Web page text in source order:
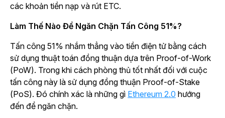
các khoản tiền nạp và rút ETC.
Làm Thế Nào Để Ngăn Chặn Tấn Công 51%?
Tấn công 51% nhắm thẳng vào tiền điện tử bằng cách
sử dụng thuật toán đồng thuận dựa trên Proof-of-Work
(PoW). Trong khi cách phòng thủ tốt nhất đối với cuộc
tấn công này là sử dụng đồng thuận Proof-of-Stake
(PoS). Đó chính xác là những gì Ethereum 2.0 hướng
đến để ngăn chặn.